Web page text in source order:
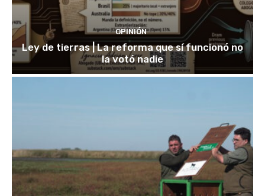
OPINIÓN
Ley de tierras | La reforma que sí funcionó no
la votó nadie